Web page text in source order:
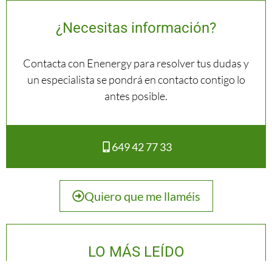
¿Necesitas información?
Contacta con Enenergy para resolver tus dudas y
un especialista se pondrá en contacto contigo lo
antes posible.
649 42 77 33
Quiero que me llaméis
LO MÁS LEÍDO